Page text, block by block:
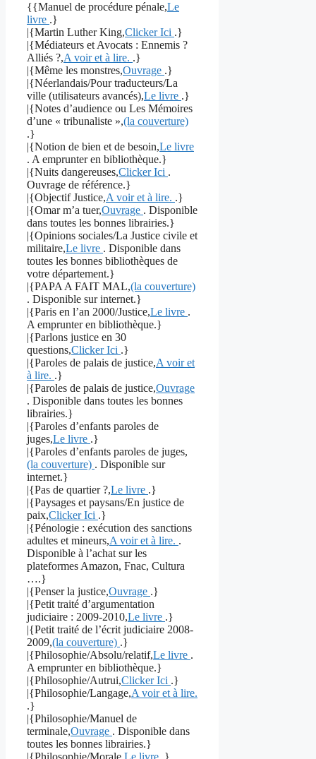
{{Manuel de procédure pénale,Le
livre .}
|{Martin Luther King,Clicker Ici .}
|{Médiateurs et Avocats : Ennemis ?
Alliés ?,A voir et à lire. .}
|{Même les monstres,Ouvrage .}
|{Néerlandais/Pour traducteurs/La
ville (utilisateurs avancés),Le livre .}
|{Notes d’audience ou Les Mémoires
d’une « tribunaliste »,(la couverture)
.}
|{Notion de bien et de besoin,Le livre
. A emprunter en bibliothèque.}
|{Nuits dangereuses,Clicker Ici .
Ouvrage de référence.}
|{Objectif Justice,A voir et à lire. .}
|{Omar m’a tuer,Ouvrage . Disponible
dans toutes les bonnes librairies.}
|{Opinions sociales/La Justice civile et
militaire,Le livre . Disponible dans
toutes les bonnes bibliothèques de
votre département.}
|{PAPA A FAIT MAL,(la couverture)
. Disponible sur internet.}
|{Paris en l’an 2000/Justice,Le livre .
A emprunter en bibliothèque.}
|{Parlons justice en 30
questions,Clicker Ici .}
|{Paroles de palais de justice,A voir et
à lire. .}
|{Paroles de palais de justice,Ouvrage
. Disponible dans toutes les bonnes
librairies.}
|{Paroles d’enfants paroles de
juges,Le livre .}
|{Paroles d’enfants paroles de juges,
(la couverture) . Disponible sur
internet.}
|{Pas de quartier ?,Le livre .}
|{Paysages et paysans/En justice de
paix,Clicker Ici .}
|{Pénologie : exécution des sanctions
adultes et mineurs,A voir et à lire. .
Disponible à l’achat sur les
plateformes Amazon, Fnac, Cultura
….}
|{Penser la justice,Ouvrage .}
|{Petit traité d’argumentation
judiciaire : 2009-2010,Le livre .}
|{Petit traité de l’écrit judiciaire 2008-
2009,(la couverture) .}
|{Philosophie/Absolu/relatif,Le livre .
A emprunter en bibliothèque.}
|{Philosophie/Autrui,Clicker Ici .}
|{Philosophie/Langage,A voir et à lire.
.}
|{Philosophie/Manuel de
terminale,Ouvrage . Disponible dans
toutes les bonnes librairies.}